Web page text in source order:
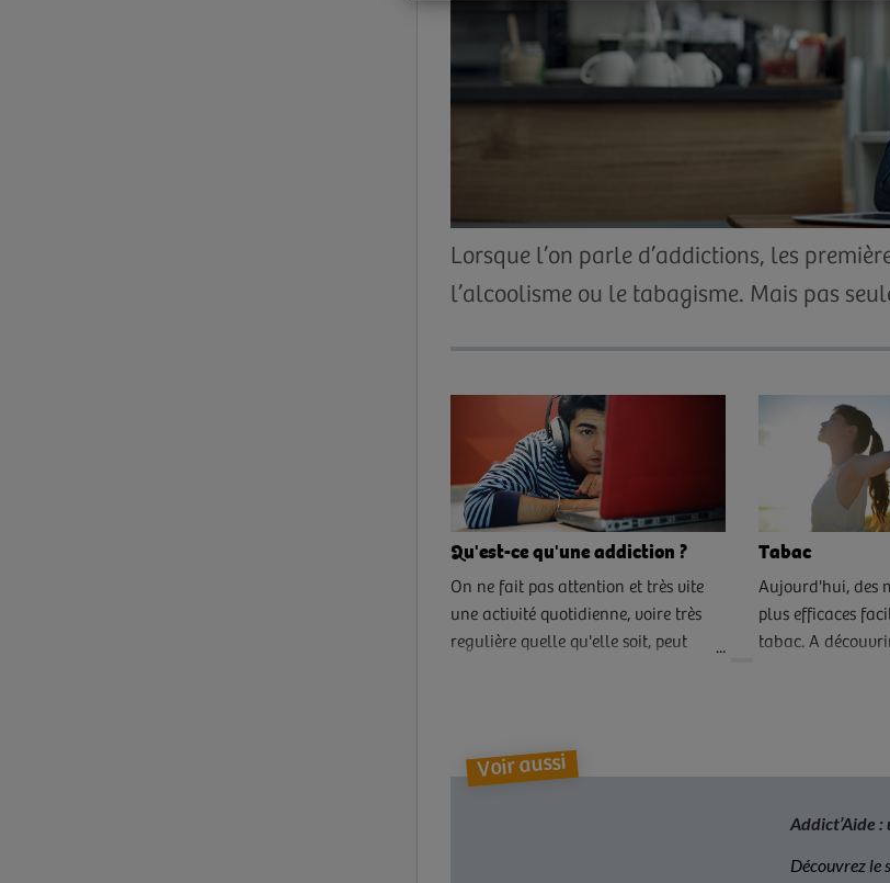
Lorsque l’on parle d’addictions, les
l’alcoolisme ou le tabagisme. Mais pas
Qu'est-ce qu'une addiction ?
On ne fait pas attention et très vite
une activité quotidienne, voire très
regulière quelle qu'elle soit, peut
Tabac
Aujourd'hui, des
plus efficaces
tabac. A
Voir aussi
Addict’Aide
Découvrez le